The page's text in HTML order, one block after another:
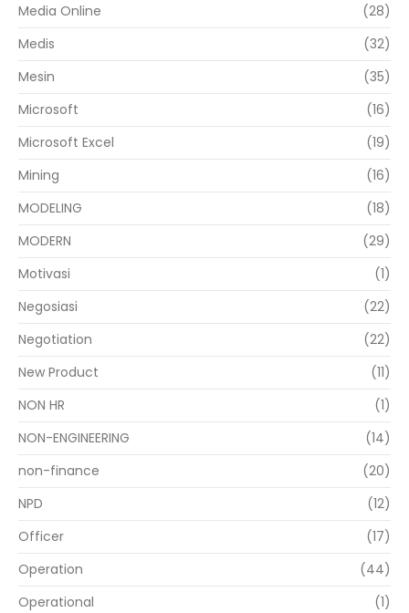
Media Online
(28)
Medis
(32)
Mesin
(35)
Microsoft
(16)
Microsoft Excel
(19)
Mining
(16)
MODELING
(18)
MODERN
(29)
Motivasi
(1)
Negosiasi
(22)
Negotiation
(22)
New Product
(11)
NON HR
(1)
NON-ENGINEERING
(14)
non-finance
(20)
NPD
(12)
Officer
(17)
Operation
(44)
Operational
(1)